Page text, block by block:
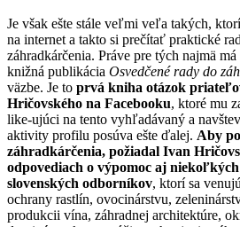
Je však ešte stále veľmi veľa takých,
na internet a takto si prečítať praktické
záhradkárčenia. Práve pre tých najmä
knižná publikácia Osvedčené rady do
väzbe. Je to prvá kniha otázok
Hričovského na Facebooku, ktoré mu
like-ujúci na tento vyhľadávaný a
aktivity profilu posúva ešte ďalej. Aby
záhradkárčenia, požiadal Ivan
odpovediach o výpomoc aj
slovenských odborníkov, ktorí sa
ochrany rastlín, ovocinárstvu,
produkcii vína, záhradnej architektúre,